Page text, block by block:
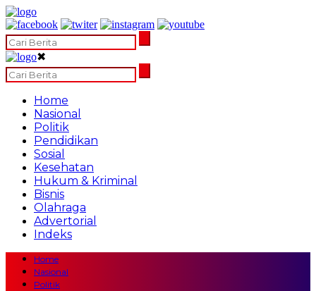
✖
Home
Nasional
Politik
Pendidikan
Sosial
Kesehatan
Hukum & Kriminal
Bisnis
Olahraga
Advertorial
Indeks
Home
Nasional
Politik